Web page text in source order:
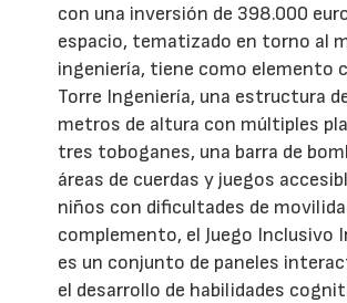
con una inversión de 398.000
espacio, tematizado en torno al
ingeniería, tiene como elemento
Torre Ingeniería, una estructura
metros de altura con múltiples
tres toboganes, una barra de
áreas de cuerdas y juegos
niños con dificultades de
complemento, el Juego Inclusivo
es un conjunto de paneles
el desarrollo de habilidades